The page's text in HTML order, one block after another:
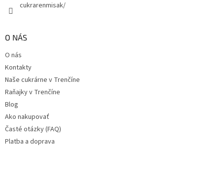
cukrarenmisak/
O NÁS
O nás
Kontakty
Naše cukrárne v Trenčíne
Raňajky v Trenčíne
Blog
Ako nakupovať
Časté otázky (FAQ)
Platba a doprava